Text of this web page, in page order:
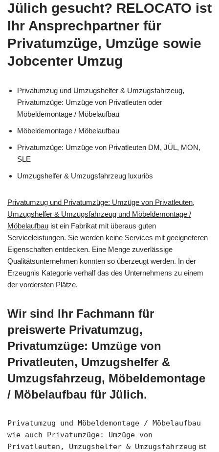
Jülich gesucht? RELOCATO ist
Ihr Ansprechpartner für
Privatumzüge, Umzüge sowie
Jobcenter Umzug
Privatumzug und Umzugshelfer & Umzugsfahrzeug,
Privatumzüge: Umzüge von Privatleuten oder
Möbeldemontage / Möbelaufbau
Möbeldemontage / Möbelaufbau
Privatumzüge: Umzüge von Privatleuten DM, JÜL, MON,
SLE
Umzugshelfer & Umzugsfahrzeug luxuriös
Privatumzug und Privatumzüge: Umzüge von Privatleuten,
Umzugshelfer & Umzugsfahrzeug und Möbeldemontage /
Möbelaufbau ist ein Fabrikat mit überaus guten
Serviceleistungen. Sie werden keine Services mit geeigneteren
Eigenschaften entdecken. Eine Menge zuverlässige
Qualitätsunternehmen konnten so überzeugt werden. In der
Erzeugnis Kategorie verhalf das des Unternehmens zu einem
der vordersten Plätze.
Wir sind Ihr Fachmann für
preiswerte Privatumzug,
Privatumzüge: Umzüge von
Privatleuten, Umzugshelfer &
Umzugsfahrzeug, Möbeldemontage
/ Möbelaufbau für Jülich.
Privatumzug und Möbeldemontage / Möbelaufbau
wie auch Privatumzüge: Umzüge von
Privatleuten, Umzugshelfer & Umzugsfahrzeug ist